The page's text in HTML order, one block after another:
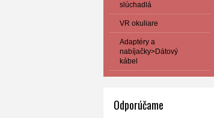
slúchadlá
VR okuliare
Adaptéry a
nabíjačky>Dátový
kábel
Odporúčame